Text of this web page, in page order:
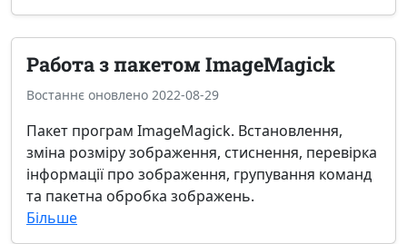
Работа з пакетом ІmageМagick
Востаннє оновлено 2022-08-29
Пакет програм ІmageМagick. Встановлення,
зміна розміру зображення, стиснення, перевірка
інформації про зображення, групування команд
та пакетна обробка зображень.
Більше